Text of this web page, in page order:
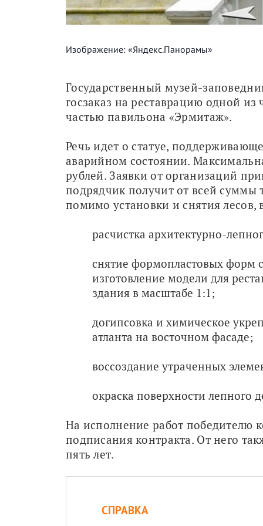
Изображение: «Яндекс.Панорамы»
Государственный музей-
госзаказ на реставрацию одной из
частью павильона «Эрмитаж».
Речь идет о статуе,
аварийном состоянии.
рублей. Заявки от организаций
подрядчик получит от всей суммы
помимо установки и снятия лесов,
расчистка архитектурно-
снятие формопластовых форм
изготовление модели для
здания в масштабе 1:1;
догипсовка и химическое
атланта на восточном фасаде;
воссоздание утраченных
окраска поверхности лепного
На исполнение работ победителю
подписания контракта. От него
пять лет.
СПРАВКА